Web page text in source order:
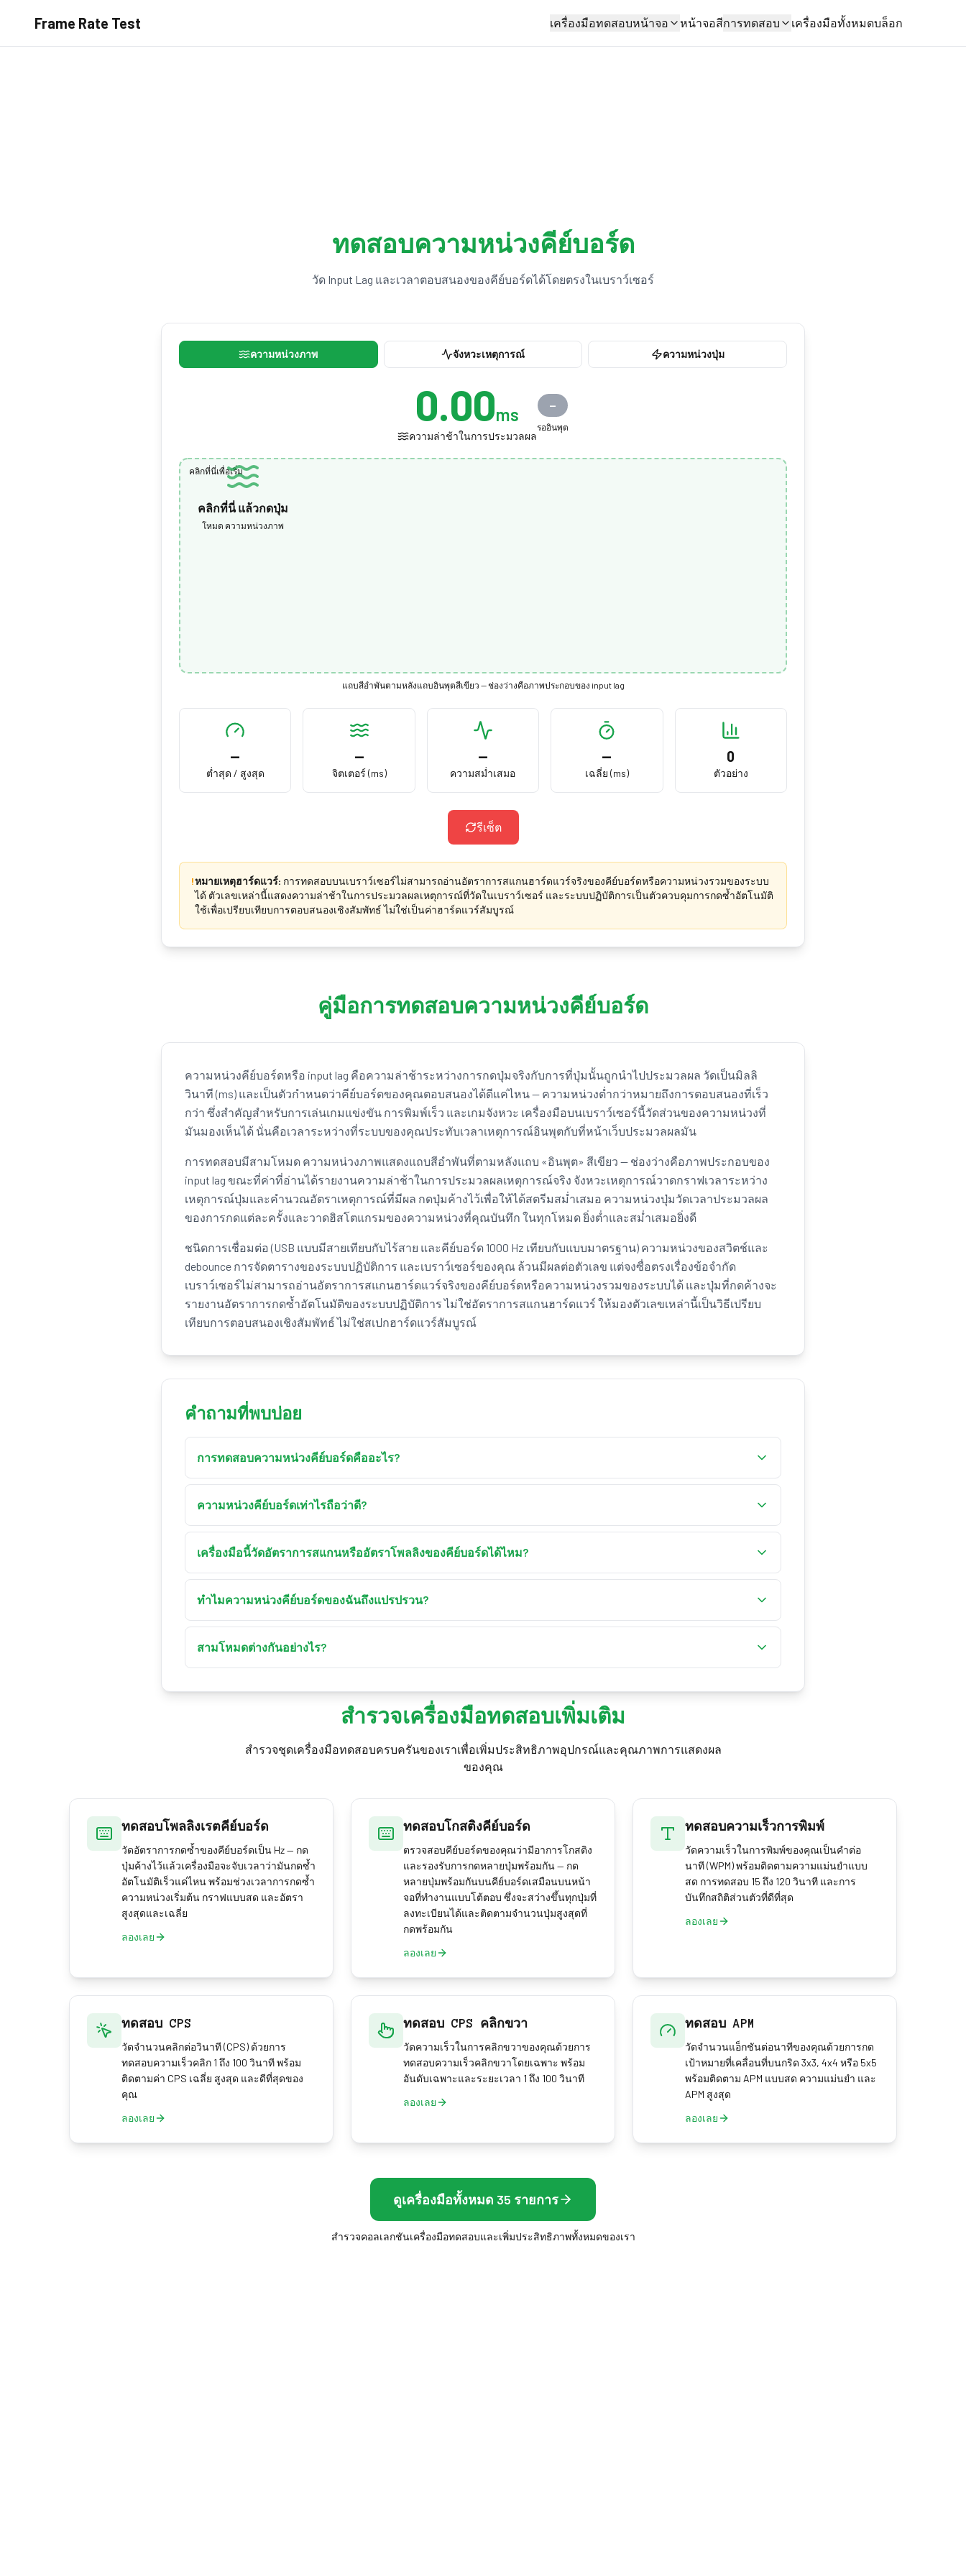
Frame Rate Test เครื่องมือทดสอบหน้าจอ หน้าจอสีการทดสอบ เครื่องมือทั้งหมดบล็อก
ทดสอบความหน่วงคีย์บอร์ด
วัด Input Lag และเวลาตอบสนองของคีย์บอร์ดได้โดยตรงในเบราว์เซอร์
ความหน่วงภาพ จังหวะเหตุการณ์ ความหน่วงปุ่ม
0.00ms
ความล่าช้าในการประมวลผล
—
รออินพุต
คลิกที่นี่เพื่อเริ่ม
คลิกที่นี่ แล้วกดปุ่ม
โหมด ความหน่วงภาพ
แถบสีอำพันตามหลังแถบอินพุตสีเขียว — ช่องว่างคือภาพประกอบของ input lag
—
ต่ำสุด / สูงสุด
—
จิตเตอร์ (ms)
—
ความสม่ำเสมอ
—
เฉลี่ย (ms)
0
ตัวอย่าง
รีเซ็ต
!หมายเหตุฮาร์ดแวร์: การทดสอบบนเบราว์เซอร์ไม่สามารถอ่านอัตราการสแกนฮาร์ดแวร์จริงของคีย์บอร์ดหรือความหน่วงรวมของระบบ
ได้ ตัวเลขเหล่านี้แสดงความล่าช้าในการประมวลผลเหตุการณ์ที่วัดในเบราว์เซอร์ และระบบปฏิบัติการเป็นตัวควบคุมการกดซ้ำอัตโนมัติ
ใช้เพื่อเปรียบเทียบการตอบสนองเชิงสัมพัทธ์ ไม่ใช่เป็นค่าฮาร์ดแวร์สัมบูรณ์
คู่มือการทดสอบความหน่วงคีย์บอร์ด
ความหน่วงคีย์บอร์ดหรือ input lag คือความล่าช้าระหว่างการกดปุ่มจริงกับการที่ปุ่มนั้นถูกนำไปประมวลผล วัดเป็นมิลลิ
วินาที (ms) และเป็นตัวกำหนดว่าคีย์บอร์ดของคุณตอบสนองได้ดีแค่ไหน — ความหน่วงต่ำกว่าหมายถึงการตอบสนองที่เร็ว
กว่า ซึ่งสำคัญสำหรับการเล่นเกมแข่งขัน การพิมพ์เร็ว และเกมจังหวะ เครื่องมือบนเบราว์เซอร์นี้วัดส่วนของความหน่วงที่
มันมองเห็นได้ นั่นคือเวลาระหว่างที่ระบบของคุณประทับเวลาเหตุการณ์อินพุตกับที่หน้าเว็บประมวลผลมัน
การทดสอบมีสามโหมด ความหน่วงภาพแสดงแถบสีอำพันที่ตามหลังแถบ «อินพุต» สีเขียว — ช่องว่างคือภาพประกอบของ
input lag ขณะที่ค่าที่อ่านได้รายงานความล่าช้าในการประมวลผลเหตุการณ์จริง จังหวะเหตุการณ์วาดกราฟเวลาระหว่าง
เหตุการณ์ปุ่มและคำนวณอัตราเหตุการณ์ที่มีผล กดปุ่มค้างไว้เพื่อให้ได้สตรีมสม่ำเสมอ ความหน่วงปุ่มวัดเวลาประมวลผล
ของการกดแต่ละครั้งและวาดฮิสโตแกรมของความหน่วงที่คุณบันทึก ในทุกโหมด ยิ่งต่ำและสม่ำเสมอยิ่งดี
ชนิดการเชื่อมต่อ (USB แบบมีสายเทียบกับไร้สาย และคีย์บอร์ด 1000 Hz เทียบกับแบบมาตรฐาน) ความหน่วงของสวิตช์และ
debounce การจัดตารางของระบบปฏิบัติการ และเบราว์เซอร์ของคุณ ล้วนมีผลต่อตัวเลข แต่จงซื่อตรงเรื่องข้อจำกัด
เบราว์เซอร์ไม่สามารถอ่านอัตราการสแกนฮาร์ดแวร์จริงของคีย์บอร์ดหรือความหน่วงรวมของระบบได้ และปุ่มที่กดค้างจะ
รายงานอัตราการกดซ้ำอัตโนมัติของระบบปฏิบัติการ ไม่ใช่อัตราการสแกนฮาร์ดแวร์ ให้มองตัวเลขเหล่านี้เป็นวิธีเปรียบ
เทียบการตอบสนองเชิงสัมพัทธ์ ไม่ใช่สเปกฮาร์ดแวร์สัมบูรณ์
คำถามที่พบบ่อย
การทดสอบความหน่วงคีย์บอร์ดคืออะไร?
การทดสอบความหน่วงคีย์บอร์ดวัด input lag ระหว่างการกดปุ่มกับที่เบราว์เซอร์ประมวลผลเหตุการณ์นั้น เครื่องมือนี้
รายงานความล่าช้าในการประมวลผลเหตุการณ์เป็นมิลลิวินาทีในสามโหมด — ความหน่วงภาพ จังหวะเหตุการณ์ และ
ความหน่วงคีย์บอร์ดเท่าไรถือว่าดี?
สำหรับความล่าช้าในการประมวลผลที่วัดในเบราว์เซอร์ ต่ำกว่า 2 ms คือระดับเล่นเกมมืออาชีพ 2–5 ms ดีเยี่ยมสำหรับ
การเล่นแข่งขัน และ 5–10 ms เหมาะกับผู้ใช้ส่วนใหญ่ 10–20 ms เริ่มรู้สึกได้ในเกมเร็ว และเกิน 20 ms อาจกระทบการเล่น
เครื่องมือนี้วัดอัตราการสแกนหรืออัตราโพลลิงของคีย์บอร์ดได้ไหม?
ไม่ได้โดยตรง เบราว์เซอร์ไม่เปิดเผยอัตราการสแกนฮาร์ดแวร์จริงของคีย์บอร์ด และการกดปกติจะกระตุ้นเพียง
เหตุการณ์เดียว โหมดจังหวะเหตุการณ์แสดงช่วงระหว่างเหตุการณ์ปุ่ม — เมื่อคุณกดปุ่มค้าง นั่นสะท้อนอัตราการกดซ้ำ
ทำไมความหน่วงคีย์บอร์ดของฉันถึงแปรปรวน?
โหลดของระบบ กิจกรรมของเบราว์เซอร์ และโปรเซสเบื้องหลัง ล้วนมีผลต่อความหน่วง ในแต่ละเฟรมเบราว์เซอร์ต้อง
จัดตารางอินพุตปุ่มของคุณพร้อมกับทุกอย่างที่กำลังทำ ค่าจึงกระโดดไปมา ปิดโปรแกรมและแท็บที่ไม่จำเป็นแล้ว
สามโหมดต่างกันอย่างไร?
จังหวะเหตุการณ์วาดกราฟเวลาระหว่างเหตุการณ์ปุ่มและคำนวณอัตราเหตุการณ์ที่มีผล — กดปุ่มค้างเพื่อให้ได้สตรีม
สม่ำเสมอ ความหน่วงปุ่มวาดฮิสโตแกรมของความล่าช้าในการประมวลผลที่วัดในแต่ละการกด
สำรวจเครื่องมือทดสอบเพิ่มเติม
สำรวจชุดเครื่องมือทดสอบครบครันของเราเพื่อเพิ่มประสิทธิภาพอุปกรณ์และคุณภาพการแสดงผล
ของคุณ
ทดสอบโพลลิงเรตคีย์บอร์ด
วัดอัตราการกดซ้ำของคีย์บอร์ดเป็น Hz — กด
ปุ่มค้างไว้แล้วเครื่องมือจะจับเวลาว่ามันกดซ้ำ
อัตโนมัติเร็วแค่ไหน พร้อมช่วงเวลาการกดซ้ำ
ความหน่วงเริ่มต้น กราฟแบบสด และอัตรา
สูงสุดและเฉลี่ย
ลองเลย
ทดสอบโกสติงคีย์บอร์ด
ตรวจสอบคีย์บอร์ดของคุณว่ามีอาการโกสติง
และรองรับการกดหลายปุ่มพร้อมกัน — กด
หลายปุ่มพร้อมกันบนคีย์บอร์ดเสมือนบนหน้า
จอที่ทำงานแบบโต้ตอบ ซึ่งจะสว่างขึ้นทุกปุ่มที่
ลงทะเบียนได้และติดตามจำนวนปุ่มสูงสุดที่
กดพร้อมกัน
ลองเลย
ทดสอบความเร็วการพิมพ์
วัดความเร็วในการพิมพ์ของคุณเป็นคำต่อ
นาที (WPM) พร้อมติดตามความแม่นยำแบบ
สด การทดสอบ 15 ถึง 120 วินาที และการ
บันทึกสถิติส่วนตัวที่ดีที่สุด
ลองเลย
ทดสอบ CPS
วัดจำนวนคลิกต่อวินาที (CPS) ด้วยการ
ทดสอบความเร็วคลิก 1 ถึง 100 วินาที พร้อม
ติดตามค่า CPS เฉลี่ย สูงสุด และดีที่สุดของ
คุณ
ลองเลย
ทดสอบ CPS คลิกขวา
วัดความเร็วในการคลิกขวาของคุณด้วยการ
ทดสอบความเร็วคลิกขวาโดยเฉพาะ พร้อม
อันดับเฉพาะและระยะเวลา 1 ถึง 100 วินาที
ลองเลย
ทดสอบ APM
วัดจำนวนแอ็กชันต่อนาทีของคุณด้วยการกด
เป้าหมายที่เคลื่อนที่บนกริด 3x3, 4x4 หรือ 5x5
พร้อมติดตาม APM แบบสด ความแม่นยำ และ
APM สูงสุด
ลองเลย
ดูเครื่องมือทั้งหมด 35 รายการ
สำรวจคอลเลกชันเครื่องมือทดสอบและเพิ่มประสิทธิภาพทั้งหมดของเรา